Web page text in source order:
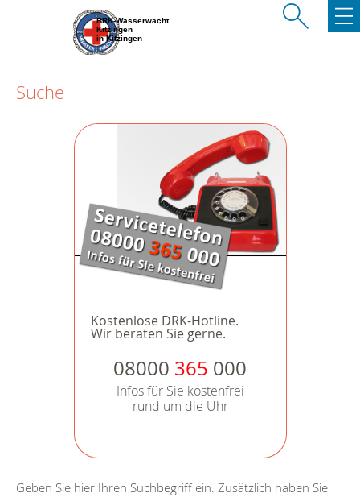
BRK-Wasserwacht
Kitzingen
in Kitzingen
Suche
Kostenlose DRK-Hotline.
Wir beraten Sie gerne.
08000 365 000
Infos für Sie kostenfrei
rund um die Uhr
Geben Sie hier Ihren Suchbegriff ein. Zusätzlich haben Sie